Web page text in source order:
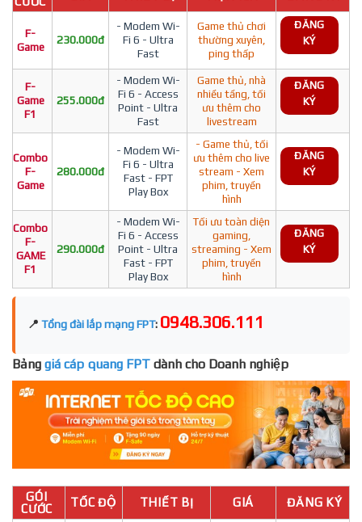
F-
Game
230.000đ
- Modem Wi-
Fi 6 - Ultra
Fast
Game thủ chơi
thường xuyên,
ping thấp
ĐĂNG
KÝ
F-
Game
F1
255.000đ
- Modem Wi-
Fi 6 - Access
Point - Ultra
Fast
Game thủ, nhà
nhiều tầng, tối
ưu thêm cho
livestream
ĐĂNG
KÝ
Combo
F-
Game
280.000đ
- Modem Wi-
Fi 6 - Ultra
Fast - FPT
Play Box
- Game thủ, tối
ưu thêm cho live
stream - Xem
phim, truyền
hình
ĐĂNG
KÝ
Combo
F-
GAME
F1
290.000đ
- Modem Wi-
Fi 6 - Access
Point - Ultra
Fast - FPT
Play Box
Tối ưu toàn diện
gaming,
streaming - Xem
phim, truyền
hình
ĐĂNG
KÝ
📍 Tổng đài lắp mạng FPT: 0948.306.111
Bảng giá cáp quang FPT dành cho Doanh nghiệp
GÓI
CƯỚC
TỐC ĐỘ THIẾT BỊ GIÁ ĐĂNG KÝ